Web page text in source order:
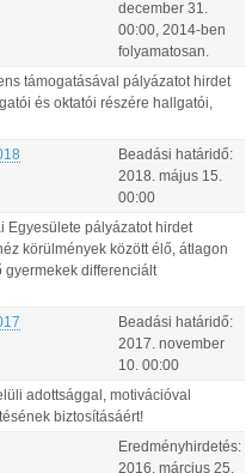
december 31
00:00 , 2014-ben
folyamatosan.
támogatásával pályázatot hirdet
és oktatói részére hallgatói,
Beadási határidő:
2018. május 15
00:00
Egyesülete pályázatot hirdet
körülmények között élő, átlagon
gyermekek differenciált
Beadási határidő:
2017. november
10 00:00
adottsággal, motivációval
biztosításáért!
Eredményhirdetés:
2016. március 25